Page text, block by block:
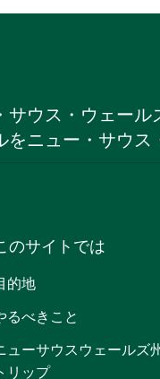
サウス・ウェー
をニュー・サウ
のサイトでは
的地
るべきこと
ューサウスウェールズ
トリップ